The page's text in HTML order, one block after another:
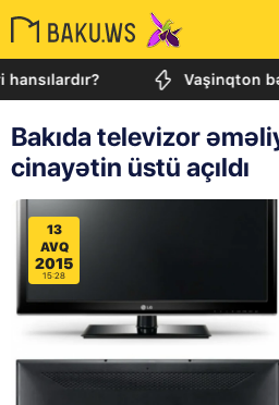
Vaşinqton
Bakıda televizor
cinayətin üstü açıldı
13
AVQ
2015
15:28